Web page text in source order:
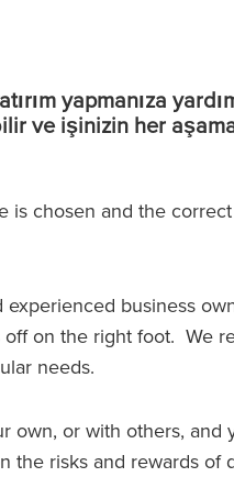
yapmanıza
ve işinizin her
is chosen and the
business
on the right foot. We
needs.
own, or with others, and
the risks and rewards of